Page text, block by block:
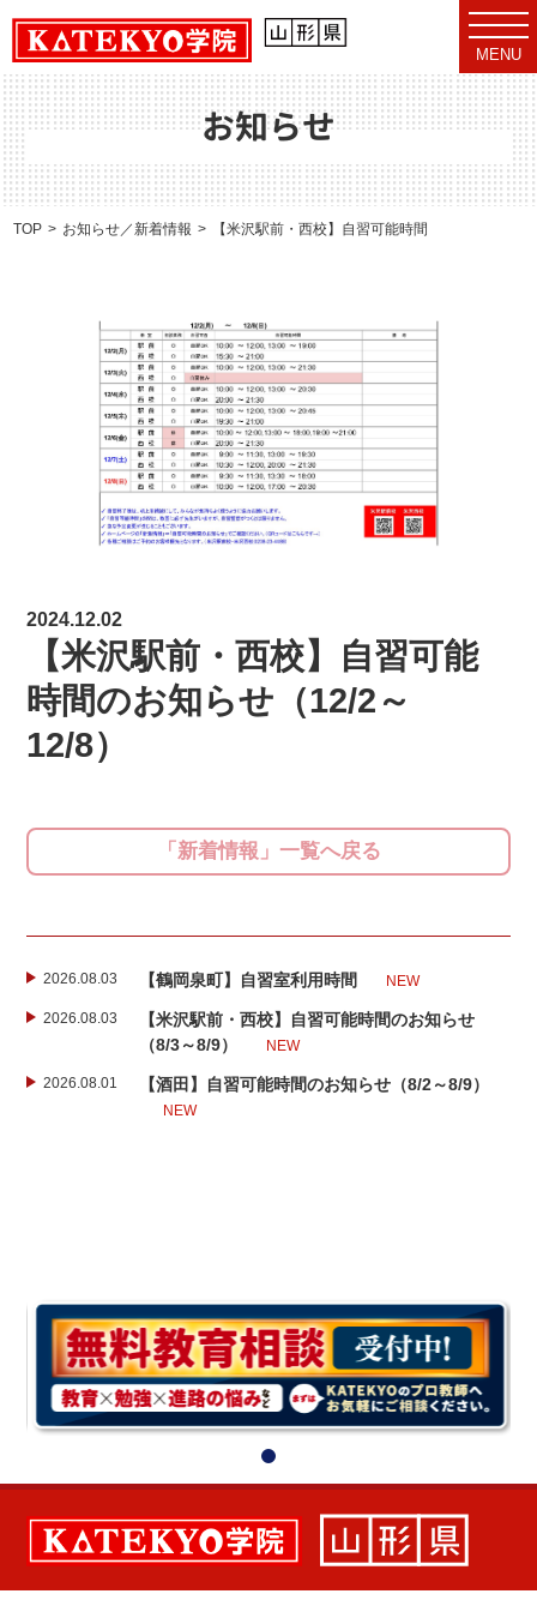
t
o
g
g
l
e
n
v
i
g
MENU
お知らせ
TOP お知らせ／新着情報 【米沢駅前・西校】自習可能時間のお知らせ（
2024.12.02
【米沢駅前・西校】自習可能
時間のお知らせ（12/2～
12/8）
「新着情報」一覧へ戻る
2026.08.03 【鶴岡泉町】自習室利用時間 NEW
2026.08.03
【米沢駅前・西校】自習可能時間のお知らせ
（8/3～8/9）
NEW
2026.08.01 【酒田】自習可能時間のお知らせ（8/2～8/9）
NEW